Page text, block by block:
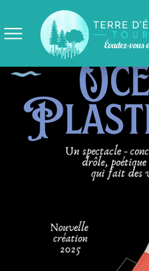
Panneau de gestion des cookies